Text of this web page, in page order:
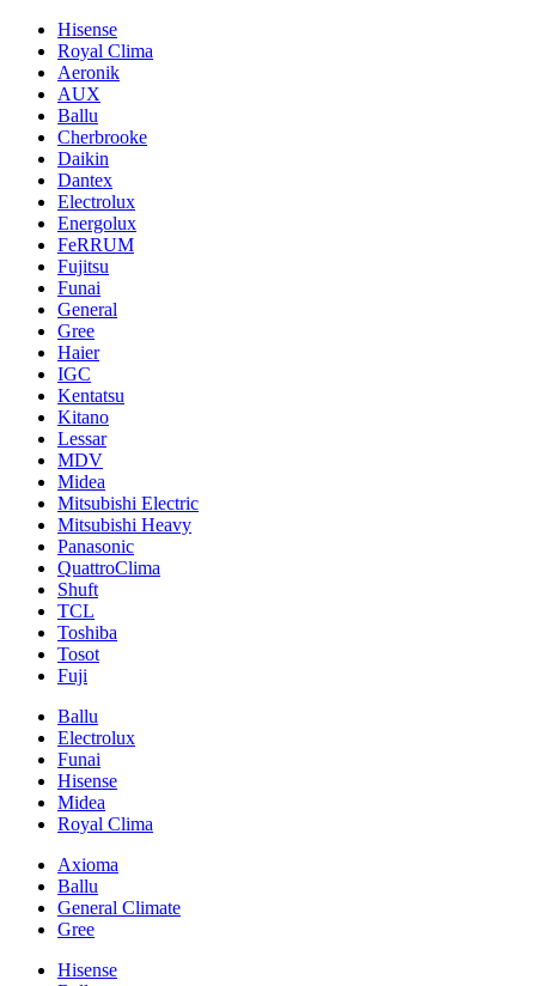
Hisense
Royal Clima
Aeronik
AUX
Ballu
Cherbrooke
Daikin
Dantex
Electrolux
Energolux
FeRRUM
Fujitsu
Funai
General
Gree
Haier
IGC
Kentatsu
Kitano
Lessar
MDV
Midea
Mitsubishi Electric
Mitsubishi Heavy
Panasonic
QuattroClima
Shuft
TCL
Toshiba
Tosot
Fuji
Ballu
Electrolux
Funai
Hisense
Midea
Royal Clima
Axioma
Ballu
General Climate
Gree
Hisense